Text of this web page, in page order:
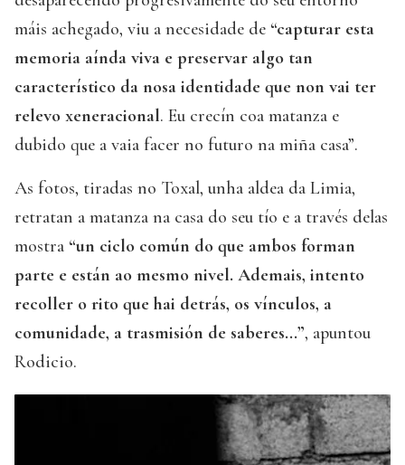
máis achegado, viu a necesidade de “capturar esta
memoria aínda viva e preservar algo tan
característico da nosa identidade que non vai ter
relevo xeneracional. Eu crecín coa matanza e
dubido que a vaia facer no futuro na miña casa”.
As fotos, tiradas no Toxal, unha aldea da Limia,
retratan a matanza na casa do seu tío e a través delas
mostra “un ciclo común do que ambos forman
parte e están ao mesmo nivel. Ademais, intento
recoller o rito que hai detrás, os vínculos, a
comunidade, a trasmisión de saberes...”, apuntou
Rodicio.